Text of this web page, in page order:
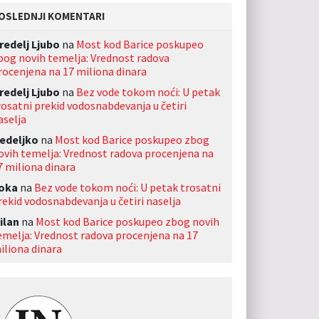
KOMENTARI
Ljubo na Most kod Barice poskupeo
novih temelja: Vrednost radova
na 17 miliona dinara
Ljubo na Bez vode tokom noći: U petak
prekid vodosnabdevanja u četiri
na Most kod Barice poskupeo zbog
temelja: Vrednost radova procenjena na
miliona dinara
na Bez vode tokom noći: U petak trosatni
vodosnabdevanja u četiri naselja
na Most kod Barice poskupeo zbog novih
Vrednost radova procenjena na 17
dinara